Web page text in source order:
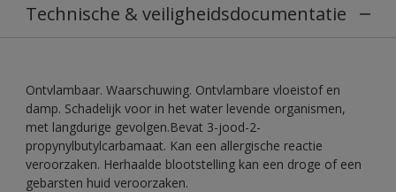
Technische & veiligheidsdocumentatie
Ontvlambaar. Waarschuwing. Ontvlambare vloeistof en
damp. Schadelijk voor in het water levende organismen,
met langdurige gevolgen.Bevat 3-jood-2-
propynylbutylcarbamaat. Kan een allergische reactie
veroorzaken. Herhaalde blootstelling kan een droge of een
gebarsten huid veroorzaken.